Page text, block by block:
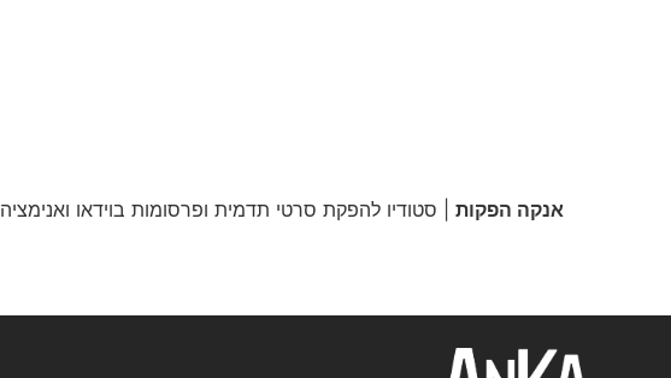
אנקה הפקות | סטודיו להפקת סרטי תדמית ופרסומות בוידאו ואנימציה